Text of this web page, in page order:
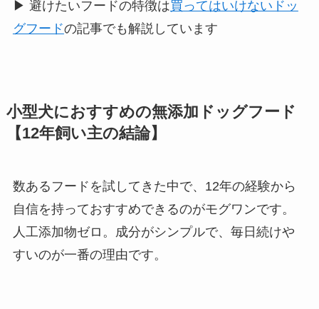
▶ 避けたいフードの特徴は買ってはいけないドッ
グフードの記事でも解説しています
小型犬におすすめの無添加ドッグフード
【12年飼い主の結論】
数あるフードを試してきた中で、12年の経験から
自信を持っておすすめできるのがモグワンです。
人工添加物ゼロ。成分がシンプルで、毎日続けや
すいのが一番の理由です。